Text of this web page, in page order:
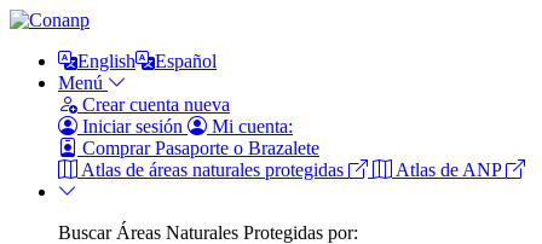
English
Español
Menú
Crear cuenta nueva
Iniciar sesión
Mi cuenta:
Comprar Pasaporte o Brazalete
Atlas de áreas naturales protegidas
Atlas de ANP
Buscar Áreas Naturales Protegidas por: